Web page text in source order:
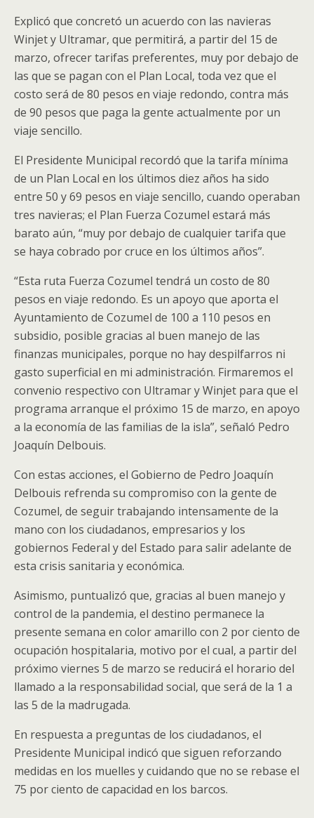
Explicó que concretó un acuerdo con las navieras
Winjet y Ultramar, que permitirá, a partir del 15 de
marzo, ofrecer tarifas preferentes, muy por debajo de
las que se pagan con el Plan Local, toda vez que el
costo será de 80 pesos en viaje redondo, contra más
de 90 pesos que paga la gente actualmente por un
viaje sencillo.
El Presidente Municipal recordó que la tarifa mínima
de un Plan Local en los últimos diez años ha sido
entre 50 y 69 pesos en viaje sencillo, cuando operaban
tres navieras; el Plan Fuerza Cozumel estará más
barato aún, “muy por debajo de cualquier tarifa que
se haya cobrado por cruce en los últimos años”.
“Esta ruta Fuerza Cozumel tendrá un costo de 80
pesos en viaje redondo. Es un apoyo que aporta el
Ayuntamiento de Cozumel de 100 a 110 pesos en
subsidio, posible gracias al buen manejo de las
finanzas municipales, porque no hay despilfarros ni
gasto superficial en mi administración. Firmaremos el
convenio respectivo con Ultramar y Winjet para que el
programa arranque el próximo 15 de marzo, en apoyo
a la economía de las familias de la isla”, señaló Pedro
Joaquín Delbouis.
Con estas acciones, el Gobierno de Pedro Joaquín
Delbouis refrenda su compromiso con la gente de
Cozumel, de seguir trabajando intensamente de la
mano con los ciudadanos, empresarios y los
gobiernos Federal y del Estado para salir adelante de
esta crisis sanitaria y económica.
Asimismo, puntualizó que, gracias al buen manejo y
control de la pandemia, el destino permanece la
presente semana en color amarillo con 2 por ciento de
ocupación hospitalaria, motivo por el cual, a partir del
próximo viernes 5 de marzo se reducirá el horario del
llamado a la responsabilidad social, que será de la 1 a
las 5 de la madrugada.
En respuesta a preguntas de los ciudadanos, el
Presidente Municipal indicó que siguen reforzando
medidas en los muelles y cuidando que no se rebase el
75 por ciento de capacidad en los barcos.